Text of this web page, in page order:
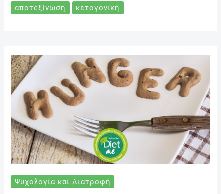
αποτοξίνωση κετογονική
Ψυχολογία και Διατροφή
Συναισθηματική
vs
Βιολογική
Πείνα